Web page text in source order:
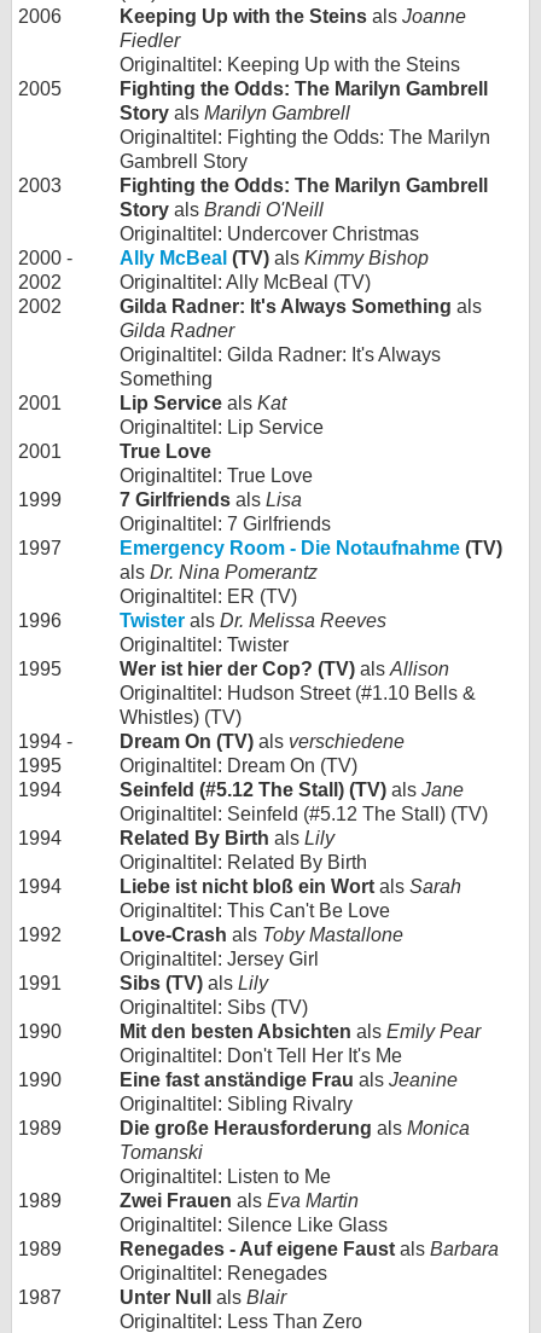
2006
Keeping Up with the Steins als Joanne
Fiedler
Originaltitel: Keeping Up with the Steins
2005
Fighting the Odds: The Marilyn Gambrell
Story als Marilyn Gambrell
Originaltitel: Fighting the Odds: The Marilyn
Gambrell Story
2003
Fighting the Odds: The Marilyn Gambrell
Story als Brandi O'Neill
Originaltitel: Undercover Christmas
2000 -
2002
Ally McBeal (TV) als Kimmy Bishop
Originaltitel: Ally McBeal (TV)
2002
Gilda Radner: It's Always Something als
Gilda Radner
Originaltitel: Gilda Radner: It's Always
Something
2001
Lip Service als Kat
Originaltitel: Lip Service
2001
True Love
Originaltitel: True Love
1999
7 Girlfriends als Lisa
Originaltitel: 7 Girlfriends
1997
Emergency Room - Die Notaufnahme (TV)
als Dr. Nina Pomerantz
Originaltitel: ER (TV)
1996
Twister als Dr. Melissa Reeves
Originaltitel: Twister
1995
Wer ist hier der Cop? (TV) als Allison
Originaltitel: Hudson Street (#1.10 Bells &
Whistles) (TV)
1994 -
1995
Dream On (TV) als verschiedene
Originaltitel: Dream On (TV)
1994
Seinfeld (#5.12 The Stall) (TV) als Jane
Originaltitel: Seinfeld (#5.12 The Stall) (TV)
1994
Related By Birth als Lily
Originaltitel: Related By Birth
1994
Liebe ist nicht bloß ein Wort als Sarah
Originaltitel: This Can't Be Love
1992
Love-Crash als Toby Mastallone
Originaltitel: Jersey Girl
1991
Sibs (TV) als Lily
Originaltitel: Sibs (TV)
1990
Mit den besten Absichten als Emily Pear
Originaltitel: Don't Tell Her It's Me
1990
Eine fast anständige Frau als Jeanine
Originaltitel: Sibling Rivalry
1989
Die große Herausforderung als Monica
Tomanski
Originaltitel: Listen to Me
1989
Zwei Frauen als Eva Martin
Originaltitel: Silence Like Glass
1989
Renegades - Auf eigene Faust als Barbara
Originaltitel: Renegades
1987
Unter Null als Blair
Originaltitel: Less Than Zero